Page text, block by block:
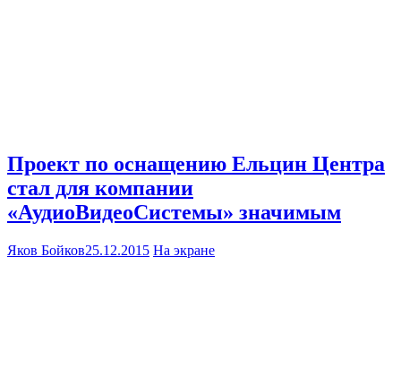
Проект по оснащению Ельцин Центра
стал для компании
«АудиоВидеоСистемы» значимым
Яков Бойков25.12.2015 На экране